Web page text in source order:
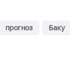
прогноз Баку